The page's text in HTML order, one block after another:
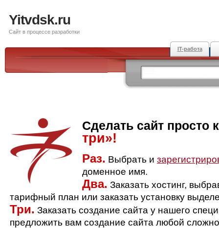
Yitvdsk.ru
Сайт в процессе разработки
IT-работа
Сделать сайт просто
три»!
Раз. Выбрать и
доменное имя.
Два. Заказать хостинг,
тарифный план или заказать установку
Три. Заказать создание сайта у нашего
предложить вам создание сайта любой